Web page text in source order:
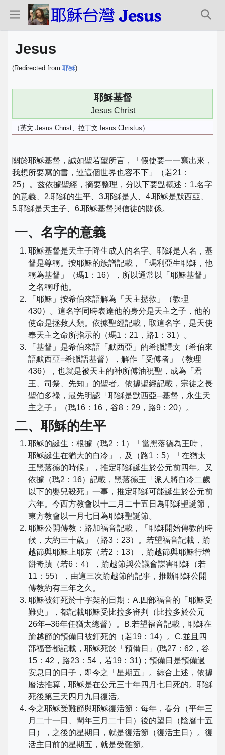
Jesus
(Redirected from 耶穌)
耶穌基督
Jesus Christ
（英文 Jesus Christ、拉丁文 Iesus Christus）
關於耶穌基督，誠如聖若望所言，「假使要一一寫出來，
我想所要寫的書，連這個世界也容不下」（若21：
25）。兹依據聖經，摘要整理，分以下要點概述：1.名字
的意義、2.耶穌的生平、3.耶穌是人、4.耶穌是默西亞、
5.耶穌是天主子、6.耶穌基督與信徒的關係。
一、名字的意義
耶穌基督是天主子降生成人的名字。耶穌是人名，基
督是尊稱。按耶穌的族譜記載，「瑪利亞生耶穌，他
稱為基督」（瑪1：16），所以通常以「耶穌基督」
之名稱呼他。
「耶穌」按希伯來語解為「天主拯救」（教理
430）。這名字同時表達他的身分是天主之子，他的
使命是拯救人類。依據聖經記載，取這名字，是天使
奉天主之命所指示的（瑪1：21，路1：31）。
「基督」是希伯來語「默西亞」的希臘譯文（希伯來
語默西亞=希臘語基督），解作「受傅者」（教理
436），也就是被天主的神所傅油祝聖，成為「君
王、司祭、先知」的聖者。依據聖經記載，宗徒之長
聖伯多祿，最先明認「耶穌是默西亞─基督，永生天
主之子」（瑪16：16，谷8：29，路9：20）。
二、耶穌的生平
耶穌的誕生：根據（瑪2：1）「當黑落德為王時，
耶穌誕生在猶大的白冷」，及（路1：5）「在猶太
王黑落德的時候」，推定耶穌誕生於公元前四年。又
依據（瑪2：16）記載，黑落德王「派人將白冷二歲
以下的嬰兒殺死」一事，推定耶穌可能誕生於公元前
六年。今西方教會以十二月二十五日為耶穌聖誕節，
東方教會以一月七日為耶穌聖誕節。
耶穌公開傳教：路加福音記載，「耶穌開始傳教的時
候，大約三十歲」（路3：23）。若望福音記載，踰
越節與耶穌上耶京（若2：13），踰越節與耶穌行增
餅奇蹟（若6：4），踰越節與公議會謀害耶穌（若
11：55），由這三次踰越節的記事，推斷耶穌公開
傳教約有三年之久。
耶穌被釘死於十字架的日期：A.四部福音的「耶穌受
難史」，都記載耶穌受比拉多審判（比拉多於公元
26年─36年任猶太總督）。B.若望福音記載，耶穌在
踰越節的預備日被釘死的（若19：14）。C.並且四
部福音都記載，耶穌死於「預備日」(瑪27：62，谷
15：42，路23：54，若19：31)；預備日是預備過
安息日的日子，即今之「星期五」。綜合上述，依據
曆法推算，耶穌是在公元三十年四月七日死的。耶穌
死後第三天四月九日復活。
今之耶穌受難節與耶穌復活節：每年，春分（平年三
月二十一日、閏年三月二十日）後的望日（陰曆十五
日），之後的星期日，就是復活節（復活主日）。復
活主日前的星期五，就是受難節。